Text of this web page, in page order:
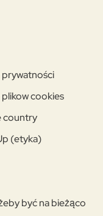
prywatności
plikow cookies
country
(etyka)
być na bieżąco